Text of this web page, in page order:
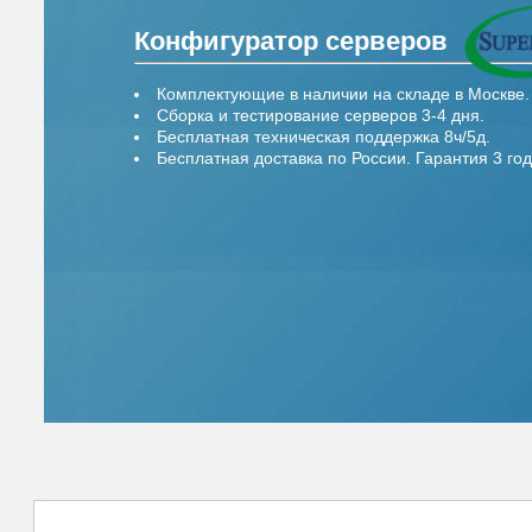
Конфигуратор серверов
Комплектующие в наличии на складе в Москве.
Сборка и тестирование серверов 3-4 дня.
Бесплатная техническая поддержка 8ч/5д.
Бесплатная доставка по России. Гарантия 3